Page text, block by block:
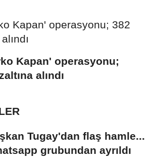
Kapan' operasyonu;
alındı
Tugay'dan flaş hamle...
grubundan ayrıldı